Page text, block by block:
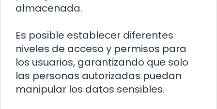
almacenada.
Es posible establecer diferentes
niveles de acceso y permisos para
los usuarios, garantizando que solo
las personas autorizadas puedan
manipular los datos sensibles.